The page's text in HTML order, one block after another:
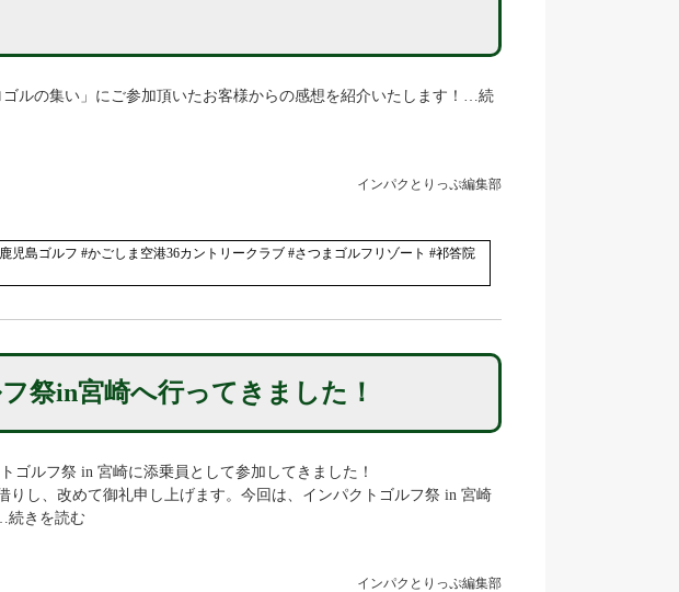
ルの集い」にご参加頂いたお客様からの感想を紹介いたします！…続
インパクとりっぷ編集部
児島ゴルフ #かごしま空港36カントリークラブ #さつまゴルフリゾート #祁答院
祭in宮崎へ行ってきました！
ゴルフ祭 in 宮崎に添乗員として参加してきました！
りし、改めて御礼申し上げます。今回は、インパクトゴルフ祭 in 宮崎
続きを読む
インパクとりっぷ編集部